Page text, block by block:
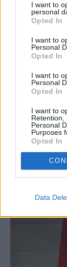
I want to
personal
Opted In
I want to
Personal
Opted In
I want to
Personal
Opted In
I want to
Retention,
Personal
Purposes
Opted In
Data